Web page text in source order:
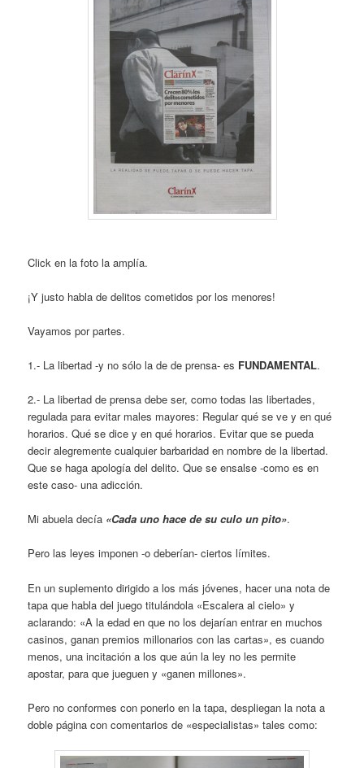
Click en la foto la amplía.
¡Y justo habla de delitos cometidos por los menores!
Vayamos por partes.
1.- La libertad -y no sólo la de de prensa- es FUNDAMENTAL.
2.- La libertad de prensa debe ser, como todas las libertades,
regulada para evitar males mayores: Regular qué se ve y en qué
horarios. Qué se dice y en qué horarios. Evitar que se pueda
decir alegremente cualquier barbaridad en nombre de la libertad.
Que se haga apología del delito. Que se ensalse -como es en
este caso- una adicción.
Mi abuela decía «Cada uno hace de su culo un pito».
Pero las leyes imponen -o deberían- ciertos límites.
En un suplemento dirigido a los más jóvenes, hacer una nota de
tapa que habla del juego titulándola «Escalera al cielo» y
aclarando: «A la edad en que no los dejarían entrar en muchos
casinos, ganan premios millonarios con las cartas», es cuando
menos, una incitación a los que aún la ley no les permite
apostar, para que jueguen y «ganen millones».
Pero no conformes con ponerlo en la tapa, despliegan la nota a
doble página con comentarios de «especialistas» tales como: